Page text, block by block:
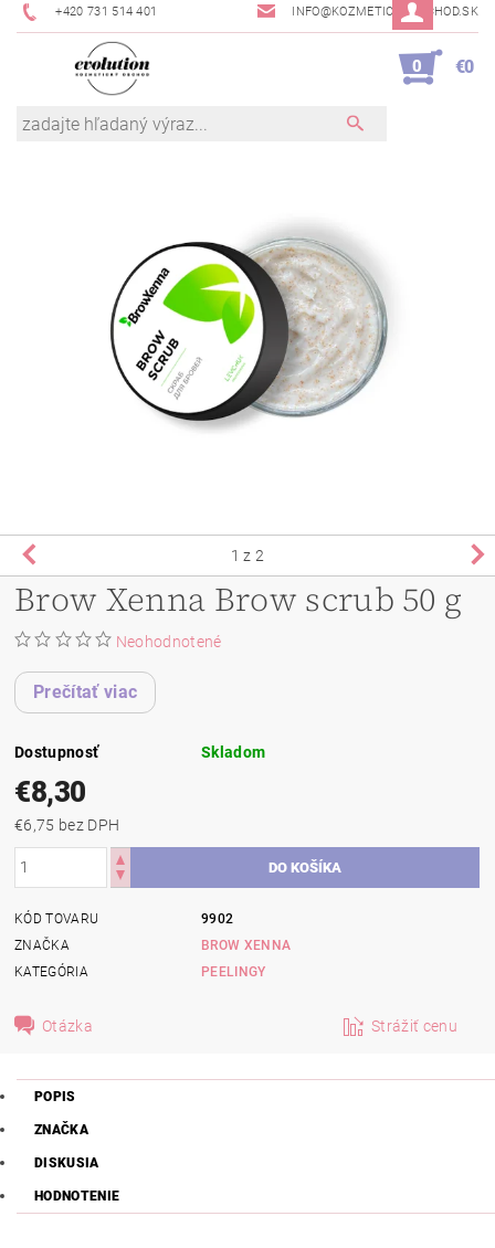
+420 731 514 401 INFO@KOZMETICKYOBCHOD.SK
0 €0
1 z 2
Brow Xenna Brow scrub 50 g
Neohodnotené
Prečítať viac
Dostupnosť Skladom
€8,30
€6,75 bez DPH
KÓD TOVARU
9902
ZNAČKA
BROW XENNA
KATEGÓRIA
PEELINGY
Otázka Strážiť cenu
POPIS
ZNAČKA
DISKUSIA
HODNOTENIE